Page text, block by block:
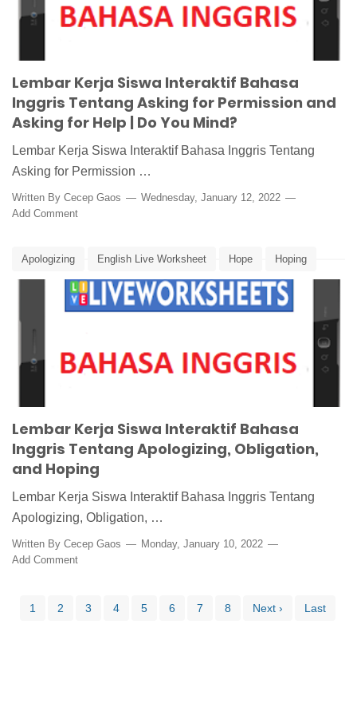
Lembar Kerja Siswa Interaktif Bahasa
Inggris Tentang Asking for Permission and
Asking for Help | Do You Mind?
Lembar Kerja Siswa Interaktif Bahasa Inggris Tentang
Asking for Permission …
Written By Cecep Gaos
Wednesday, January 12, 2022
Add Comment
Apologizing English Live Worksheet Hope Hoping
LKS Interaktif Bahasa Inggris
Media Pembelajaran Bahasa Inggris Obligation Wish
Lembar Kerja Siswa Interaktif Bahasa
Inggris Tentang Apologizing, Obligation,
and Hoping
Lembar Kerja Siswa Interaktif Bahasa Inggris Tentang
Apologizing, Obligation, …
Written By Cecep Gaos
Monday, January 10, 2022
Add Comment
1 2 3 4 5 6 7 8 Next › Last